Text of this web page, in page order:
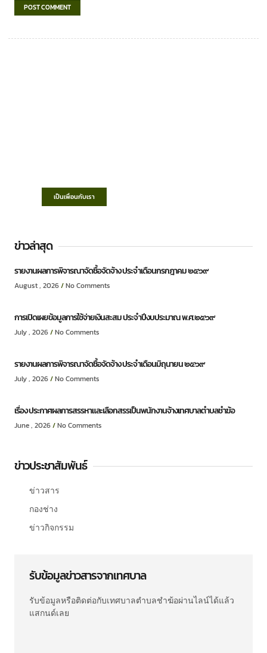
เป็นเพื่อนกับเรา
ข่าวล่าสุด
รายงานผลการพิจารณาจัดซื้อจัดจ้าง ประจำเดือนกรกฎาคม ๒๕๖๙
August , 2026 No Comments
การเปิดเผยข้อมูลการใช้จ่ายเงินสะสม ประจำปีงบประมาณ พ.ศ.๒๕๖๙
July , 2026 No Comments
รายงานผลการพิจารณาจัดซื้อจัดจ้าง ประจำเดือนมิถุนายน ๒๕๖๙
July , 2026 No Comments
เรื่อง ประกาศผลการสรรหาและเลือกสรรเป็นพนักงานจ้างเทศบาลตำบลชำฆ้อ
June , 2026 No Comments
ข่าวประชาสัมพันธ์
ข่าวสาร
กองช่าง
ข่าวกิจกรรม
รับข้อมูลข่าวสารจากเทศบาล
รับข้อมูลหรือติดต่อกับเทศบาลตำบลชำฆ้อผ่านไลน์ได้แล้ว
แสกนด์เลย